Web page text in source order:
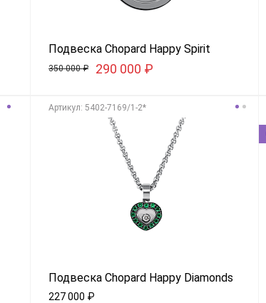
Подвеска Chopard Happy Spirit
350 000₽ 290 000 ₽
Aртикул: 5402-7169/1-2*
Подвеска Chopard Happy Diamonds
227 000 ₽